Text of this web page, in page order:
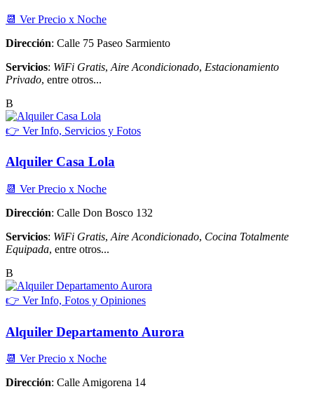
📆 Ver Precio x Noche
Dirección: Calle 75 Paseo Sarmiento
Servicios: WiFi Gratis, Aire Acondicionado, Estacionamiento
Privado, entre otros...
B
👉 Ver Info, Servicios y Fotos
Alquiler Casa Lola
📆 Ver Precio x Noche
Dirección: Calle Don Bosco 132
Servicios: WiFi Gratis, Aire Acondicionado, Cocina Totalmente
Equipada, entre otros...
B
👉 Ver Info, Fotos y Opiniones
Alquiler Departamento Aurora
📆 Ver Precio x Noche
Dirección: Calle Amigorena 14